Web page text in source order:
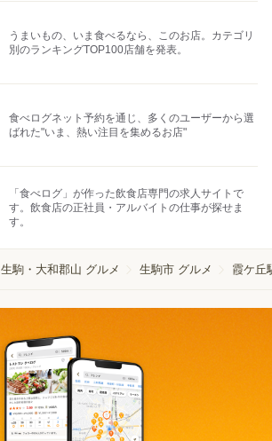
うまいもの、いま食べるなら、このお店。カテゴリ
別のランキングTOP100店舗を発表。
食べログネット予約を通じ、多くのユーザーから選
ばれた"いま、熱い注目を集めるお店"
「食べログ」が作った飲食店専門の求人サイトで
す。飲食店の正社員・アルバイトの仕事が探せま
す。
生駒・大和郡山 グルメ 生駒市 グルメ 霞ケ丘